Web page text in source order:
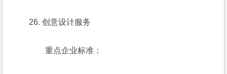
26. 创意设计服务
重点企业标准：